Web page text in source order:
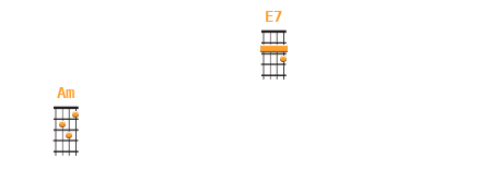
E7
Am